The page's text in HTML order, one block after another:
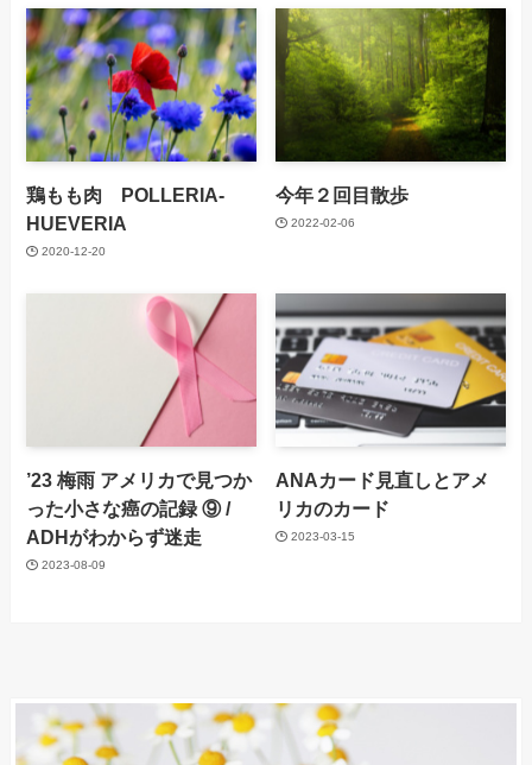
鶏もも肉 POLLERIA-
HUEVERIA
2020-12-20
今年２回目散歩
2022-02-06
’23 梅雨 アメリカで見つか
った小さな癌の記録 ⑨ /
ADHがわからず迷走
2023-08-09
ANAカード見直しとアメ
リカのカード
2023-03-15